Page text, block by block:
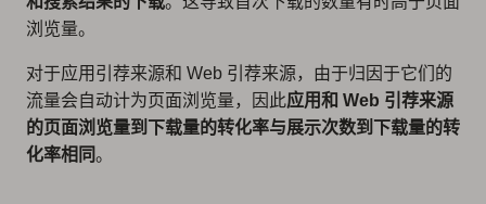
浏览量。
对于应用引荐来源和 Web 引荐来源，由于归因于它们的
流量会自动计为页面浏览量，因此应用和 Web 引荐来源
的页面浏览量到下载量的转化率与展示次数到下载量的转
化率相同。